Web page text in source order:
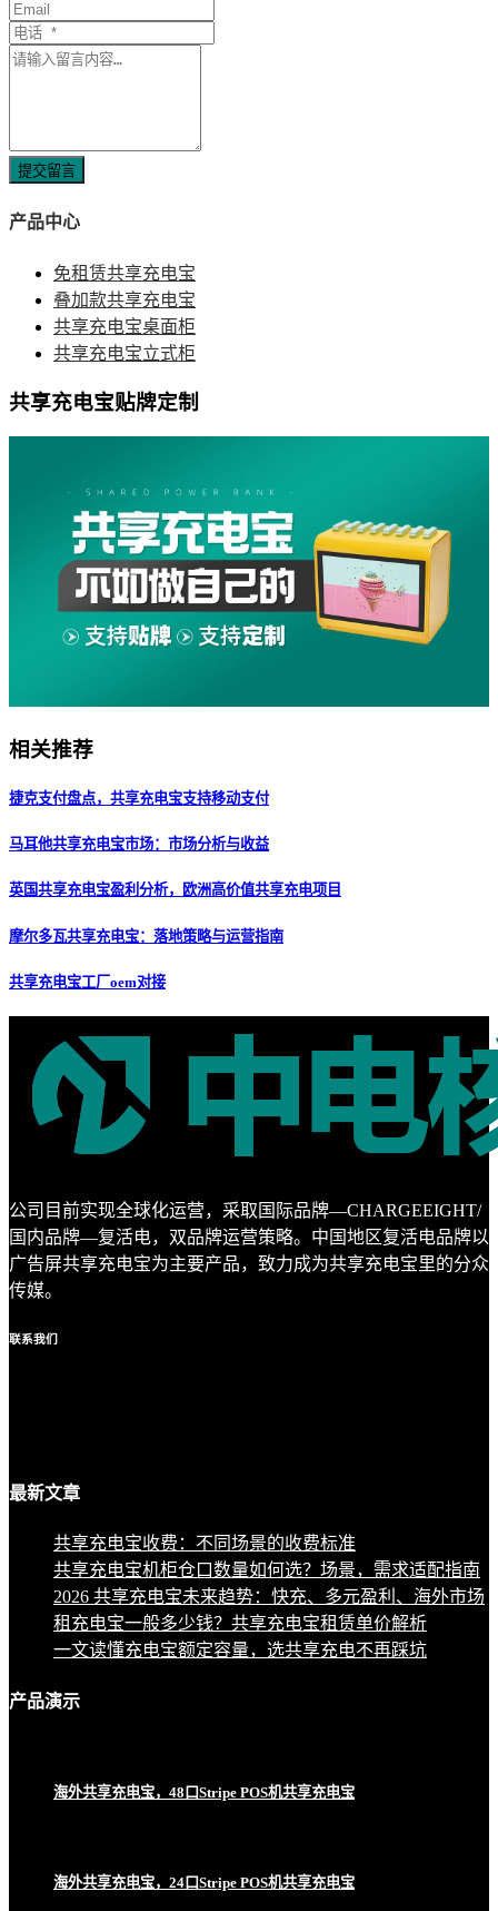
提交留言
产品中心
免租赁共享充电宝
叠加款共享充电宝
共享充电宝桌面柜
共享充电宝立式柜
共享充电宝贴牌定制
相关推荐
捷克支付盘点，共享充电宝支持移动支付
马耳他共享充电宝市场：市场分析与收益
英国共享充电宝盈利分析，欧洲高价值共享充电项目
摩尔多瓦共享充电宝：落地策略与运营指南
共享充电宝工厂oem对接
公司目前实现全球化运营，采取国际品牌—CHARGEEIGHT/
国内品牌—复活电，双品牌运营策略。中国地区复活电品牌以
广告屏共享充电宝为主要产品，致力成为共享充电宝里的分众
传媒。
联系我们
最新文章
共享充电宝收费：不同场景的收费标准
共享充电宝机柜仓口数量如何选？场景，需求适配指南
2026 共享充电宝未来趋势：快充、多元盈利、海外市场
租充电宝一般多少钱？共享充电宝租赁单价解析
一文读懂充电宝额定容量，选共享充电不再踩坑
产品演示
海外共享充电宝，48口Stripe POS机共享充电宝
海外共享充电宝，24口Stripe POS机共享充电宝